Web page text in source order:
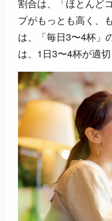
割合は、「ほとんど
プがもっとも高く、
は、「毎日3〜4杯」
は、1日3〜4杯が適